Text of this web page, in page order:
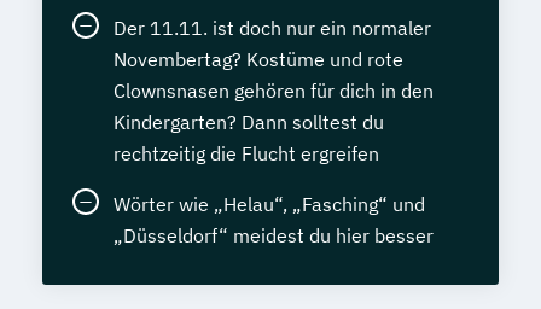
Der 11.11. ist doch nur ein normaler
Novembertag? Kostüme und rote
Clownsnasen gehören für dich in den
Kindergarten? Dann solltest du
rechtzeitig die Flucht ergreifen
Wörter wie „Helau“, „Fasching“ und
„Düsseldorf“ meidest du hier besser